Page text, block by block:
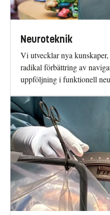
Neuroteknik
Vi utvecklar nya
radikal förbättring av
uppföljning i funktionell